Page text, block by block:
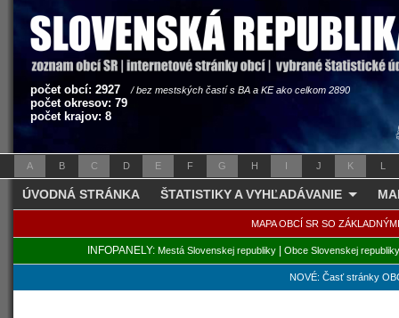
počet obcí: 2927 / bez mestských častí s BA a KE ako celkom 2890
počet okresov: 79
počet krajov: 8
A B C D E F G H I J K L
ÚVODNÁ STRÁNKA ŠTATISTIKY A VYHĽADÁVANIE
MAPA OBCÍ SR SO
INFOPANELY: Mestá Slovenskej republiky| Obce Slovenskej republiky
NOVÉ: Časť stránky